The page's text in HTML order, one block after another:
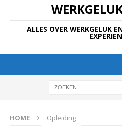
ALLES OVER WERKGELUK
HOME Opleiding